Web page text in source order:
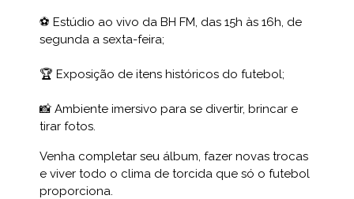
⚽ Estúdio ao vivo da BH FM, das 15h às 16h, de
segunda a sexta-feira;
🏆 Exposição de itens históricos do futebol;
📸 Ambiente imersivo para se divertir, brincar e
tirar fotos.
Venha completar seu álbum, fazer novas trocas
e viver todo o clima de torcida que só o futebol
proporciona.